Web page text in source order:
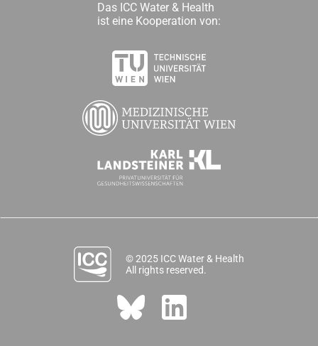
Das ICC Water & Health
ist eine Kooperation von:
© 2025 ICC Water & Health
All rights reserved.